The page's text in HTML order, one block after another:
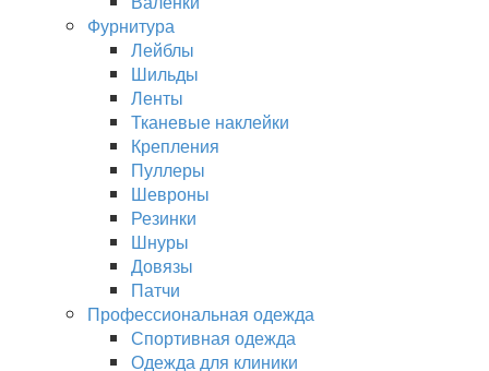
Фурнитура
Лейблы
Шильды
Ленты
Тканевые наклейки
Крепления
Пуллеры
Шевроны
Резинки
Шнуры
Довязы
Патчи
Профессиональная одежда
Спортивная одежда
Одежда для клиники